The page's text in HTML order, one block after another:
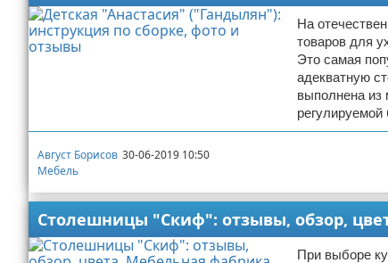
На
товаров для
Это самая
адекватную
выполнена из
регулируемой
Август Борисов 30-06-2019 10:50
Мебель
Столешницы "Скиф": отзывы, обзор,
При выборе